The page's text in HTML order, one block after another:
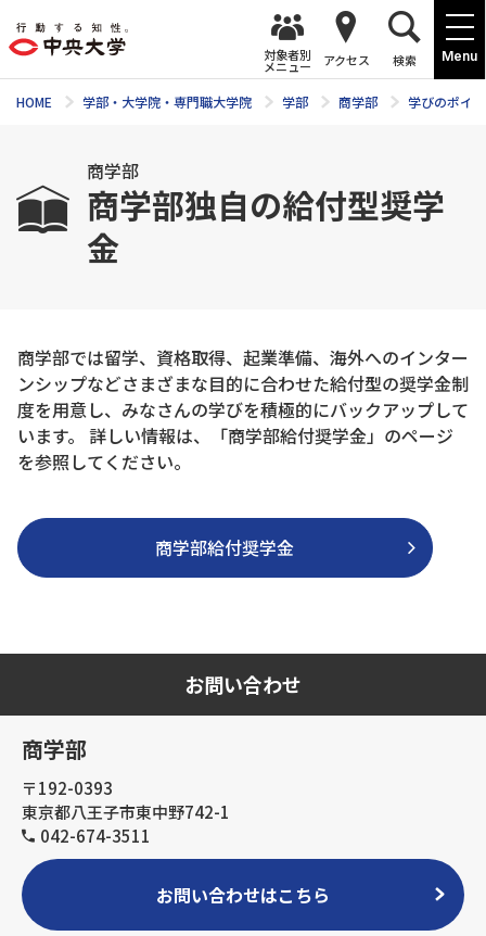
Menu
対象者別
メニュー アクセス 検索
HOME 学部・大学院・専門職大学院 学部 商学部 学びのポイ
商学部
商学部独自の給付型奨学
金
商学部では留学、資格取得、起業準備、海外へのインター
ンシップなどさまざまな目的に合わせた給付型の奨学金制
度を用意し、みなさんの学びを積極的にバックアップして
います。 詳しい情報は、「商学部給付奨学金」のページ
を参照してください。
商学部給付奨学金
お問い合わせ
商学部
〒192-0393
東京都八王子市東中野742-1
042-674-3511
お問い合わせはこちら